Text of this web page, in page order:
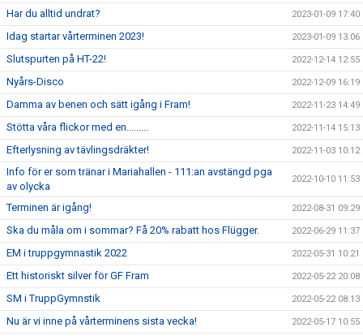
Har du alltid undrat? 2023-01-09 17:40
Idag startar vårterminen 2023! 2023-01-09 13:06
Slutspurten på HT-22! 2022-12-14 12:55
Nyårs-Disco 2022-12-09 16:19
Damma av benen och sätt igång i Fram! 2022-11-23 14:49
Stötta våra flickor med en......... 2022-11-14 15:13
Efterlysning av tävlingsdräkter! 2022-11-03 10:12
Info för er som tränar i Mariahallen - 111:an avstängd pga
av olycka
2022-10-10 11:53
Terminen är igång! 2022-08-31 09:29
Ska du måla om i sommar? Få 20% rabatt hos Flügger. 2022-06-29 11:37
EM i truppgymnastik 2022 2022-05-31 10:21
Ett historiskt silver för GF Fram 2022-05-22 20:08
SM i TruppGymnstik 2022-05-22 08:13
Nu är vi inne på vårterminens sista vecka! 2022-05-17 10:55